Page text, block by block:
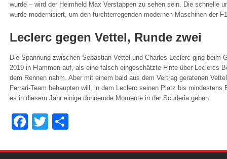
wurde – wird der Heimheld Max Verstappen zu sehen sein. Die schnelle
wurde modernisiert, um den furchterregenden modernen Maschinen der
Leclerc gegen Vettel, Runde zwei
Die Spannung zwischen Sebastian Vettel und Charles Leclerc ging beim
2019 in Flammen auf, als eine falsch eingeschätzte Finte über Leclercs
dem Rennen nahm. Aber mit einem bald aus dem Vertrag geratenen
Ferrari-Team behaupten will, in dem Leclerc seinen Platz bis mindestens
es in diesem Jahr einige donnernde Momente in der Scuderia geben.
Facebook
Twitter